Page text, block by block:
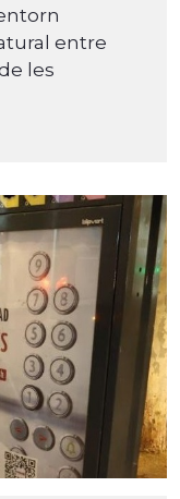
entre
les